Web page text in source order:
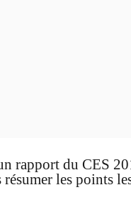
rapport du CES
les points